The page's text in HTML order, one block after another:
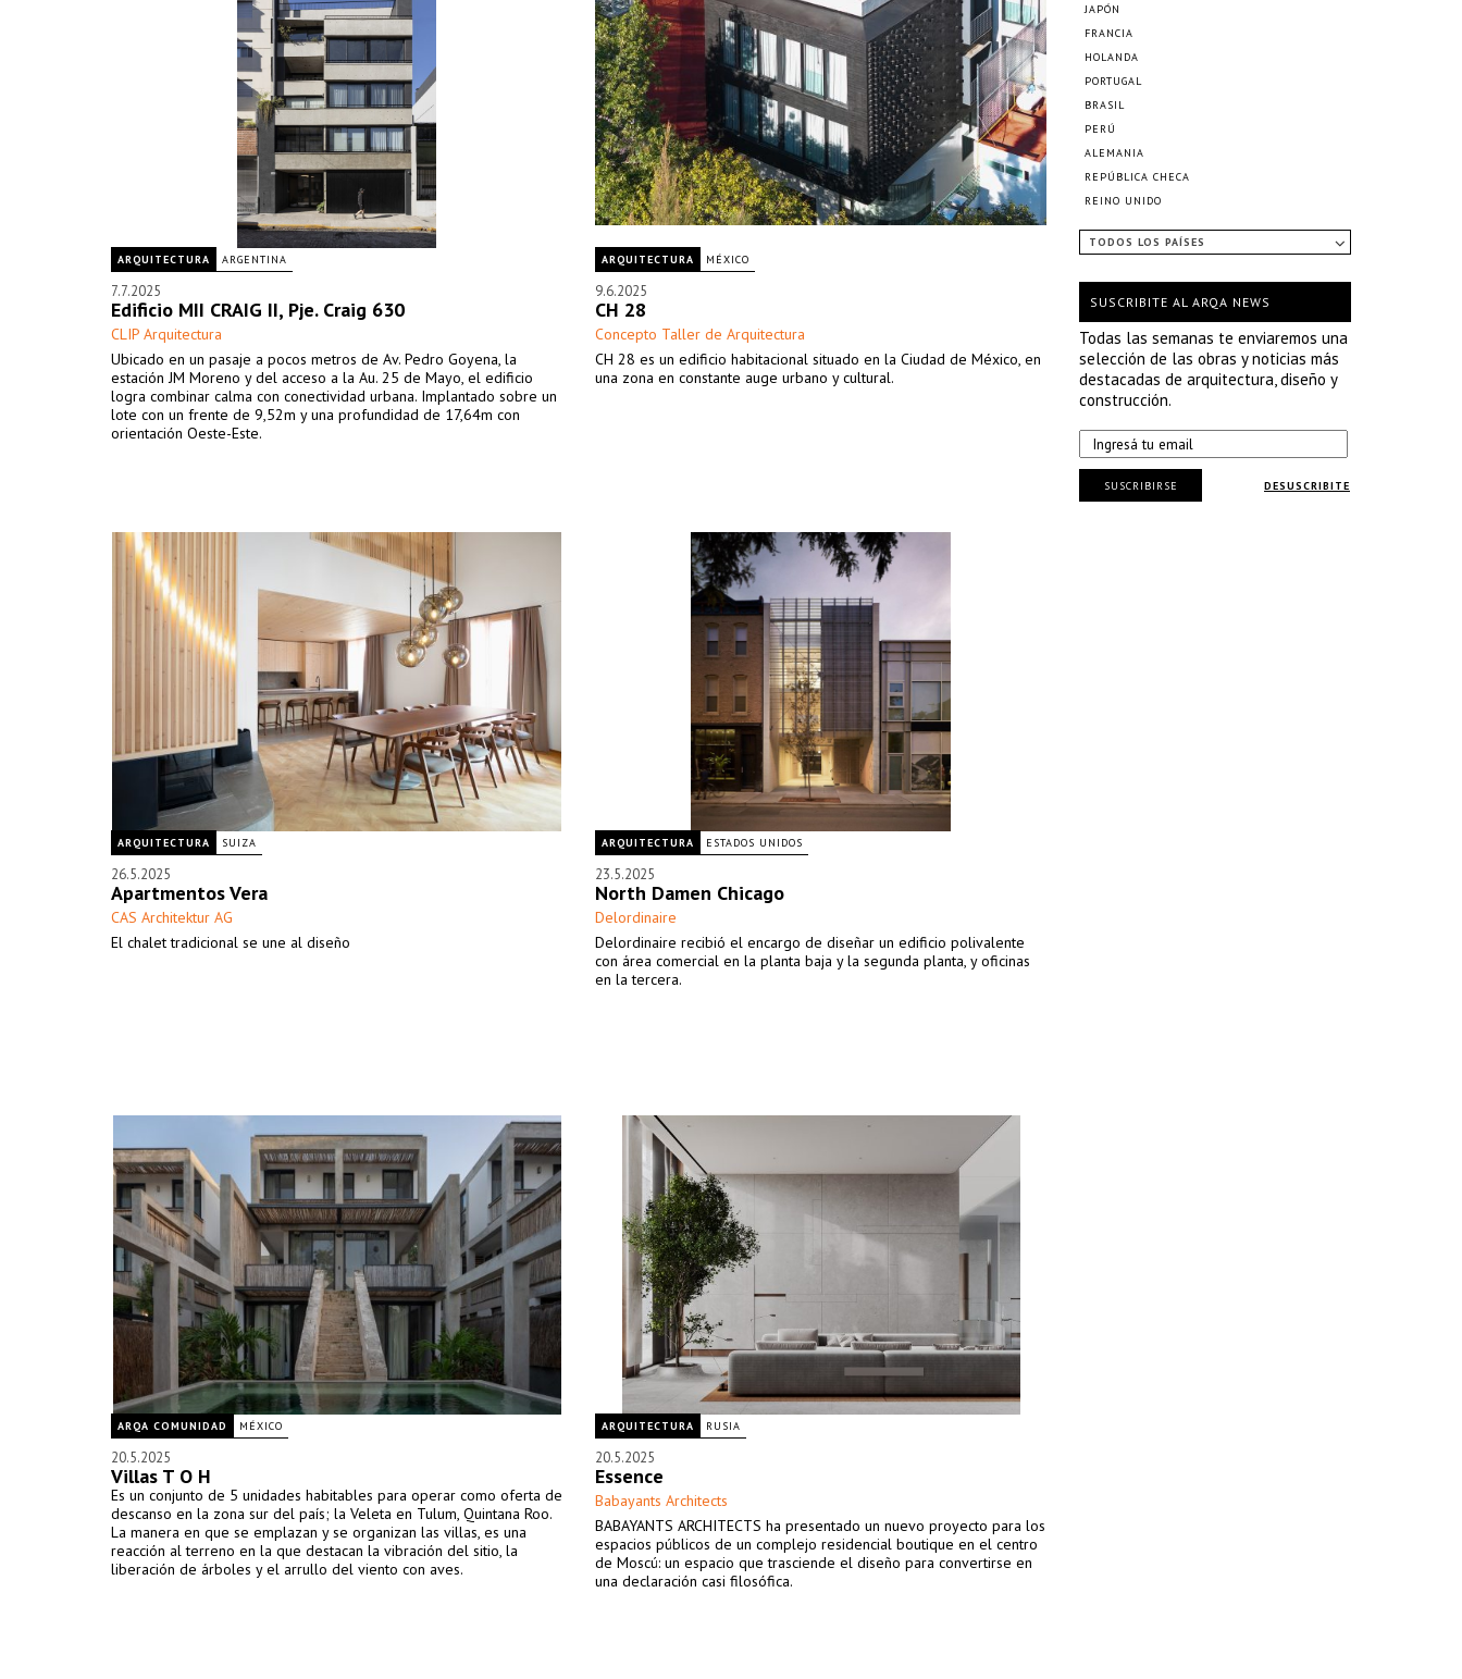
ARQUITECTURA ARGENTINA
7.7.2025
Edificio MII CRAIG II, Pje. Craig 630
CLIP Arquitectura
Ubicado en un pasaje a pocos metros de Av. Pedro Goyena, la
estación JM Moreno y del acceso a la Au. 25 de Mayo, el edificio
logra combinar calma con conectividad urbana. Implantado sobre un
lote con un frente de 9,52m y una profundidad de 17,64m con
orientación Oeste-Este.
ARQUITECTURA MÉXICO
9.6.2025
CH 28
Concepto Taller de Arquitectura
CH 28 es un edificio habitacional situado en la Ciudad de México, en
una zona en constante auge urbano y cultural.
ARQUITECTURA SUIZA
26.5.2025
Apartmentos Vera
CAS Architektur AG
El chalet tradicional se une al diseño
ARQUITECTURA ESTADOS UNIDOS
23.5.2025
North Damen Chicago
Delordinaire
Delordinaire recibió el encargo de diseñar un edificio polivalente
con área comercial en la planta baja y la segunda planta, y oficinas
en la tercera.
ARQA COMUNIDAD MÉXICO
20.5.2025
Villas T O H
Es un conjunto de 5 unidades habitables para operar como oferta de
descanso en la zona sur del país; la Veleta en Tulum, Quintana Roo.
La manera en que se emplazan y se organizan las villas, es una
reacción al terreno en la que destacan la vibración del sitio, la
liberación de árboles y el arrullo del viento con aves.
ARQUITECTURA RUSIA
20.5.2025
Essence
Babayants Architects
BABAYANTS ARCHITECTS ha presentado un nuevo proyecto para los
espacios públicos de un complejo residencial boutique en el centro
de Moscú: un espacio que trasciende el diseño para convertirse en
una declaración casi filosófica.
JAPÓN
FRANCIA
HOLANDA
PORTUGAL
BRASIL
PERÚ
ALEMANIA
REPÚBLICA CHECA
REINO UNIDO
TODOS LOS PAÍSES
SUSCRIBITE AL ARQA NEWS
Todas las semanas te enviaremos una
selección de las obras y noticias más
destacadas de arquitectura, diseño y
construcción.
DESUSCRIBITE
SUSCRIBIRSE